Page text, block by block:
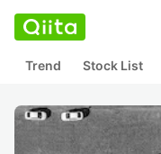
Trend Stock List